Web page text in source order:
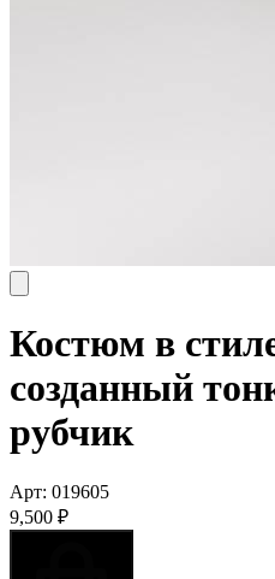
Костюм в
созданный
рубчик
Арт: 019605
9,500 ₽